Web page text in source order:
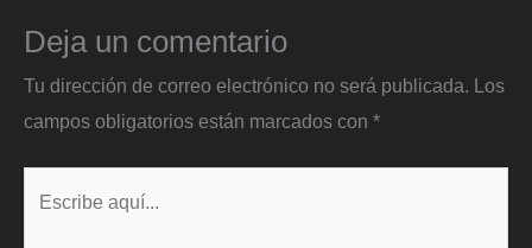
Deja un comentario
Tu dirección de correo electrónico no será publicada. Los
campos obligatorios están marcados con *